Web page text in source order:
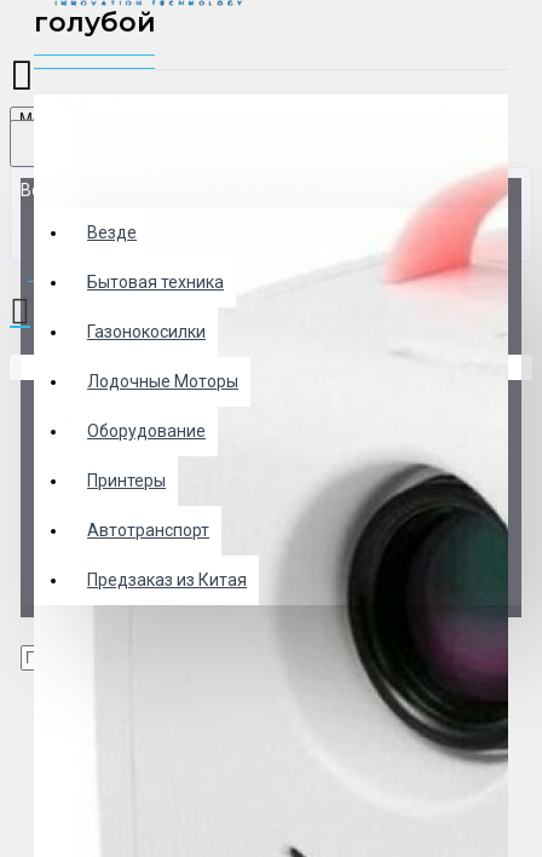
Menu
Везде
Везде
Бытовая техника
Газонокосилки
Лодочные Моторы
Оборудование
Принтеры
Автотранспорт
Предзаказ из Китая
0 товар(ов) - 0 р.
голубой